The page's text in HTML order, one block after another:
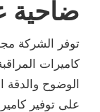
ضاحية
توفر الشركة
كاميرات
الوضوح والدقة
على توفير